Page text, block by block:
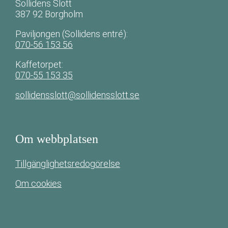
Sollidens Slott
387 92 Borgholm
Paviljongen (Sollidens entré):
070-56 153 56
Kaffetorpet:
070-55 153 35
sollidensslott@sollidensslott.se
Om webbplatsen
Tillgänglighetsredogörelse
Om cookies